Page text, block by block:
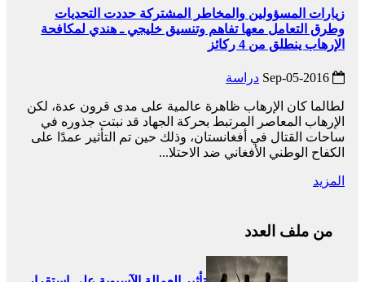
زيارات المسؤولين والمخاطر المشتركة حددت التحديات
وطرق التعامل معها تفاهم وتنسيق خليجي ـ هندي لمكافحة
الإرهاب ينطلق من 4 ركائز
دراسة
لطالما كان الإرهاب ظاهرة عالمية على مدى قرون عدة، لكن
الإرهاب المعاصر المرتبط بحركة الجهاد قد نبتت جذوره في
ساحات القتال في أفغانستان، وذلك حين تم التأثير عمدًا على
الكفاح الوطني الأفغاني ضد الاحتلا...
المزيد
من ملف العدد